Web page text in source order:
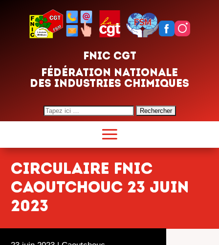
FNIC CGT
FÉDÉRATION NATIONALE
DES INDUSTRIES CHIMIQUES
Search
for:
CIRCULAIRE FNIC
CAOUTCHOUC 23 JUIN
2023